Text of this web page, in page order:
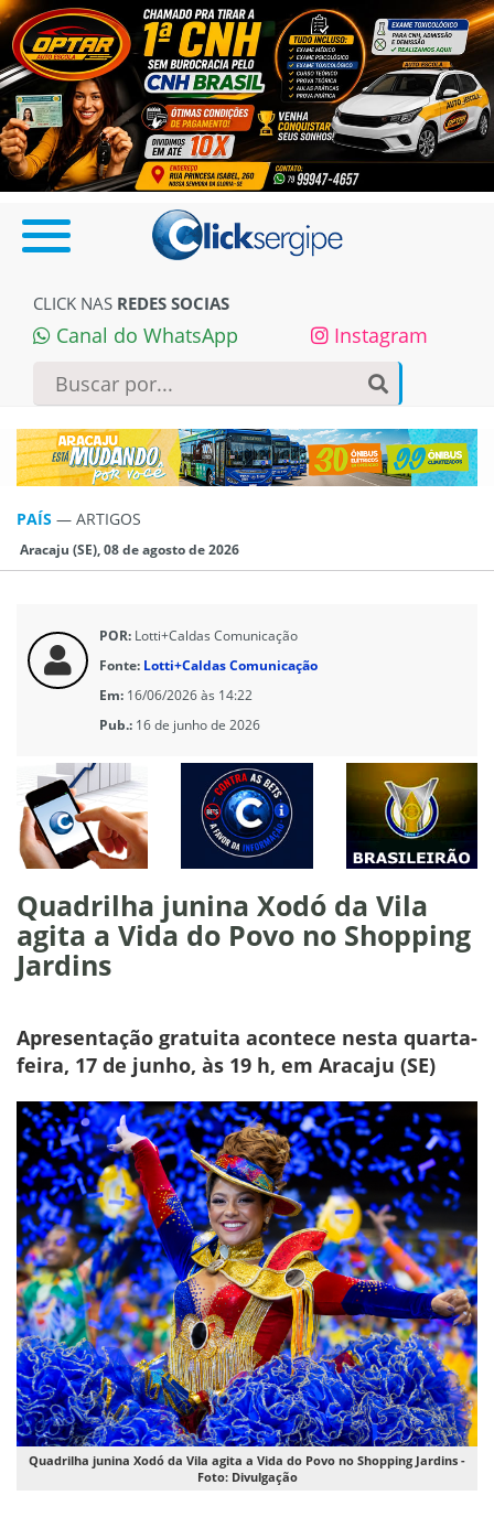
CLICK NAS REDES SOCIAS
Canal do WhatsApp Instagram
PAÍS — ARTIGOS
Aracaju (SE), 08 de agosto de 2026
POR: Lotti+Caldas Comunicação
Fonte: Lotti+Caldas Comunicação
Em: 16/06/2026 às 14:22
Pub.: 16 de junho de 2026
Quadrilha junina Xodó da Vila
agita a Vida do Povo no Shopping
Jardins
Apresentação gratuita acontece nesta quarta-
feira, 17 de junho, às 19 h, em Aracaju (SE)
Quadrilha junina Xodó da Vila agita a Vida do Povo no Shopping Jardins -
Foto: Divulgação